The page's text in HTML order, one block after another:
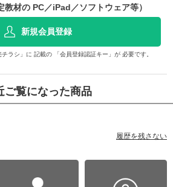
教材の PC／iPad／ソフトウェア等）
新規会員登録
ラシ」に 記載の 「会員登録認証キー」が 必要です。
ご覧になった商品
履歴を残さない